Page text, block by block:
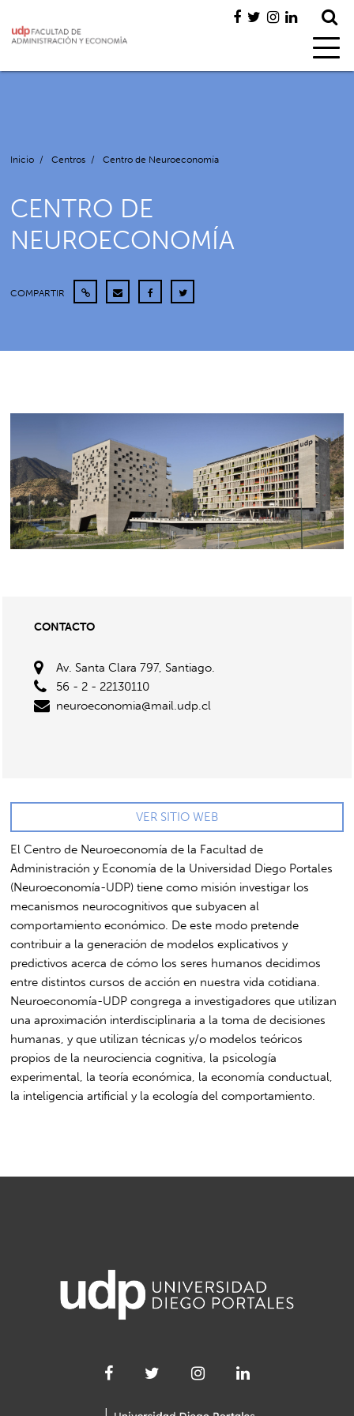
Inicio / Centros / Centro de Neuroeconomía
CENTRO DE
NEUROECONOMÍA
COMPARTIR
CONTACTO
Av. Santa Clara 797, Santiago.
56 - 2 - 22130110
neuroeconomia@mail.udp.cl
VER SITIO WEB
El Centro de Neuroeconomía de la Facultad de
Administración y Economía de la Universidad Diego Portales
(Neuroeconomía-UDP) tiene como misión investigar los
mecanismos neurocognitivos que subyacen al
comportamiento económico. De este modo pretende
contribuir a la generación de modelos explicativos y
predictivos acerca de cómo los seres humanos decidimos
entre distintos cursos de acción en nuestra vida cotidiana.
Neuroeconomía-UDP congrega a investigadores que utilizan
una aproximación interdisciplinaria a la toma de decisiones
humanas, y que utilizan técnicas y/o modelos teóricos
propios de la neurociencia cognitiva, la psicología
experimental, la teoría económica, la economía conductual,
la inteligencia artificial y la ecología del comportamiento.